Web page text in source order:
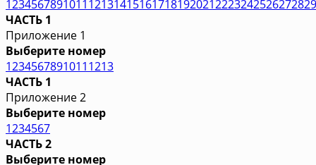
1234567891011121314151617181920212223242526272829
ЧАСТЬ 1
Приложение 1
Выберите номер
12345678910111213
ЧАСТЬ 1
Приложение 2
Выберите номер
1234567
ЧАСТЬ 2
Выберите номер